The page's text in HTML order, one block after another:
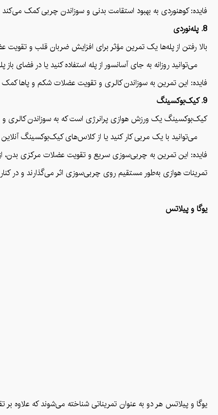
فایده: کوهنوردی به بهبود استقامت بدنی و سوزاندن چربی کمک
8. پله‌نوردی
بالا رفتن از پله‌ها یک تمرین مؤثر برای افزایش ضربان قلب و
می‌توانید روزانه به جای آسانسور از پله استفاده کنید یا در فضای باز
فایده: این تمرین به سوزاندن کالری و تقویت عضلات شکم و پاها
9. کیک‌بوکسینگ
کیک‌بوکسینگ یک ورزش هوازی پرانرژی است که به سوزاندن کالری
می‌توانید با یک مربی کار کنید یا از کلاس‌های کیک‌بوکسینگ آنلاین
فایده: این تمرین به چربی‌سوزی سریع و تقویت عضلات مرکزی
تمرینات هوازی به‌طور مستقیم روی چربی‌سوزی اثر می‌گذارند و در
یوگا و پیلاتس
یوگا و پیلاتس هر دو به عنوان تمریناتی شناخته می‌شوند که